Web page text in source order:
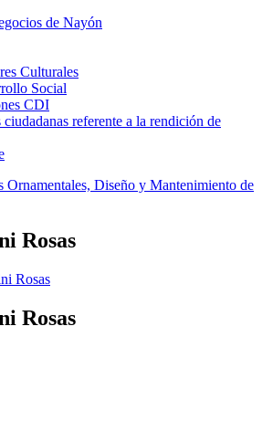
de Nayón
Culturales
Social
CDI
ciudadanas referente a la rendición de
Ornamentales, Diseño y Mantenimiento de
Rosas
Rosas